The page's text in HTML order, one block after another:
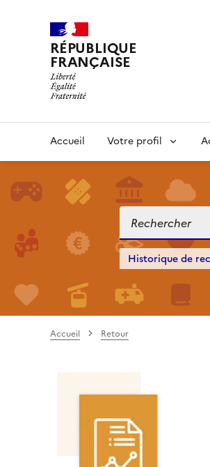
RÉPUBLIQUE
FRANÇAISE
Accueil Votre profil
Historique de
Accueil Retour